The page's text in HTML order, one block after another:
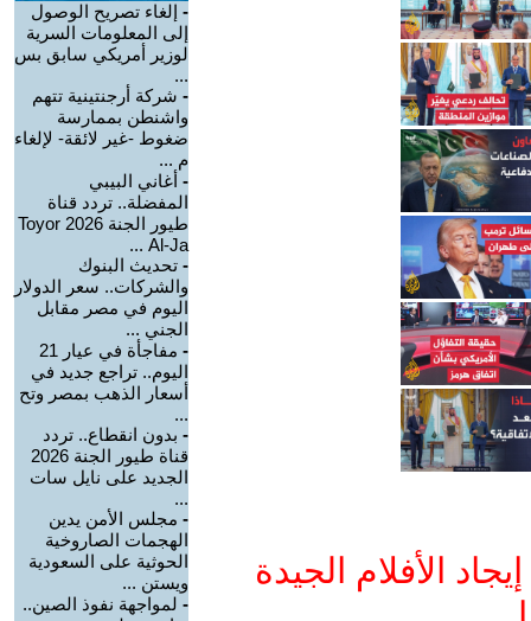
الأفلام الجيدة
- إلغاء تصريح الوصول
إلى المعلومات السرية
لوزير أمريكي سابق بس
...
- شركة أرجنتينية تتهم
واشنطن بممارسة
ضغوط -غير لائقة- لإلغاء
م ...
- أغاني البيبي
المفضلة.. تردد قناة
طيور الجنة 2026 Toyor
Al-Ja ...
- تحديث البنوك
والشركات.. سعر الدولار
اليوم في مصر مقابل
الجني ...
-
مفاجأة في عيار 21
اليوم.. تراجع جديد في
أسعار الذهب بمصر وتح
...
- بدون انقطاع.. تردد
قناة طيور الجنة 2026
الجديد على نايل سات
...
- مجلس الأمن يدين
الهجمات الصاروخية
الحوثية على السعودية
ويستن ...
- لمواجهة نفوذ الصين..